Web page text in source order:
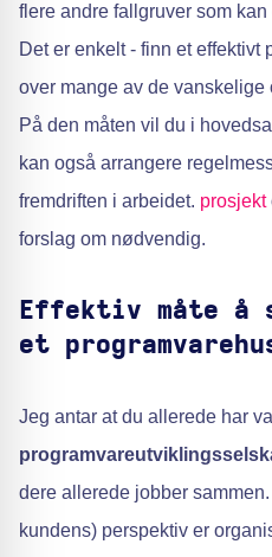
flere andre fallgruver som
Det er enkelt - finn et effektivt
over mange av de
På den måten vil du i
kan også arrangere
fremdriften i arbeidet. prosjekt
forslag om nødvendig.
Effektiv måte å
et
Jeg antar at du allerede har
dere allerede jobber
kundens) perspektiv er